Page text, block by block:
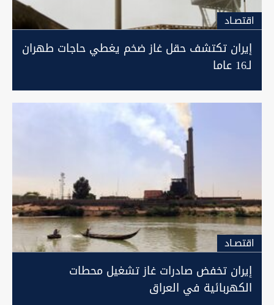
اقتصـاد
إيران تكتشف حقل غاز ضخم يغطي حاجات طهران
لـ16 عاما
اقتصـاد
إيران تخفض صادرات غاز تشغيل محطات
الكهربائية في العراق